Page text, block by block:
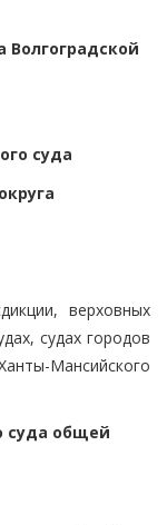
Волгоградской
суда
верховных
судах городов
Мансийского
суда общей